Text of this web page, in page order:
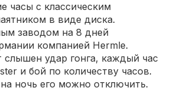
часы с классическим
в виде диска.
заводом на 8 дней
компанией Hermle.
удар гонга, каждый час
и бой по количеству часов.
ночь его можно отключить.